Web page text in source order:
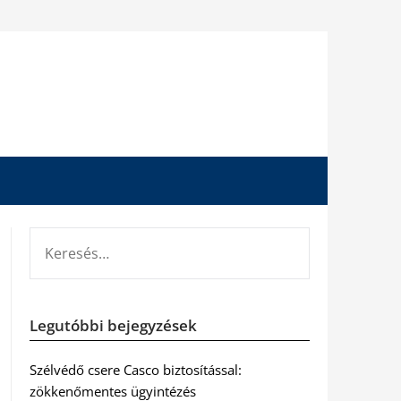
Legutóbbi bejegyzések
Szélvédő csere Casco biztosítással:
zökkenőmentes ügyintézés